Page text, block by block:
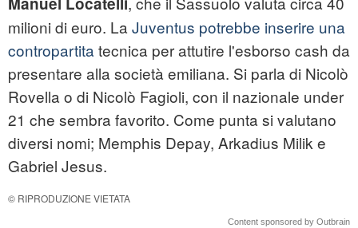
milioni di euro. La Juventus potrebbe inserire una
contropartita tecnica per attutire l'esborso cash da
presentare alla società emiliana. Si parla di Nicolò
Rovella o di Nicolò Fagioli, con il nazionale under
21 che sembra favorito. Come punta si valutano
diversi nomi; Memphis Depay, Arkadius Milik e
Gabriel Jesus.
© RIPRODUZIONE VIETATA
Content sponsored by Outbrain